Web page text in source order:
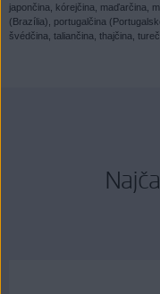
japončina, kórejčina, maďarčina,
(Brazília), portugalčina
švédčina, taliančina, thajčina,